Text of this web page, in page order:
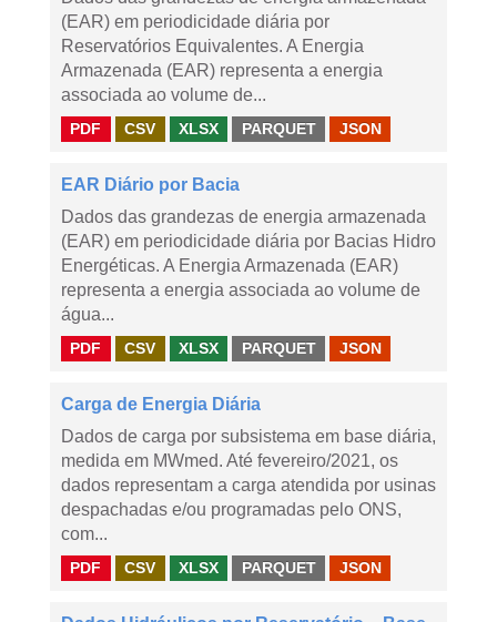
(EAR) em periodicidade diária por
Reservatórios Equivalentes. A Energia
Armazenada (EAR) representa a energia
associada ao volume de...
PDF CSV XLSX PARQUET JSON
EAR Diário por Bacia
Dados das grandezas de energia armazenada
(EAR) em periodicidade diária por Bacias Hidro
Energéticas. A Energia Armazenada (EAR)
representa a energia associada ao volume de
água...
PDF CSV XLSX PARQUET JSON
Carga de Energia Diária
Dados de carga por subsistema em base diária,
medida em MWmed. Até fevereiro/2021, os
dados representam a carga atendida por usinas
despachadas e/ou programadas pelo ONS,
com...
PDF CSV XLSX PARQUET JSON